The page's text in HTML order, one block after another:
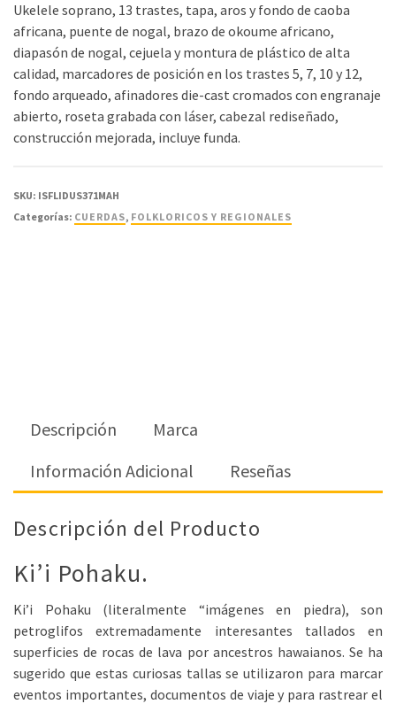
Ukelele soprano, 13 trastes, tapa, aros y fondo de caoba
africana, puente de nogal, brazo de okoume africano,
diapasón de nogal, cejuela y montura de plástico de alta
calidad, marcadores de posición en los trastes 5, 7, 10 y 12,
fondo arqueado, afinadores die-cast cromados con engranaje
abierto, roseta grabada con láser, cabezal rediseñado,
construcción mejorada, incluye funda.
SKU: ISFLIDUS371MAH
Categorías: CUERDAS, FOLKLORICOS Y REGIONALES
Descripción
Marca
Información Adicional
Reseñas
Descripción del Producto
Ki’i Pohaku.
Ki’i Pohaku (literalmente “imágenes en piedra), son
petroglifos extremadamente interesantes tallados en
superficies de rocas de lava por ancestros hawaianos. Se ha
sugerido que estas curiosas tallas se utilizaron para marcar
eventos importantes, documentos de viaje y para rastrear el